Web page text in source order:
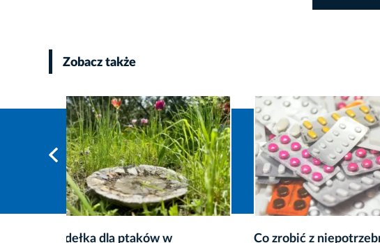
Zobacz także
Co zrobić z niepotrzebnymi lub
Więcej miejskich